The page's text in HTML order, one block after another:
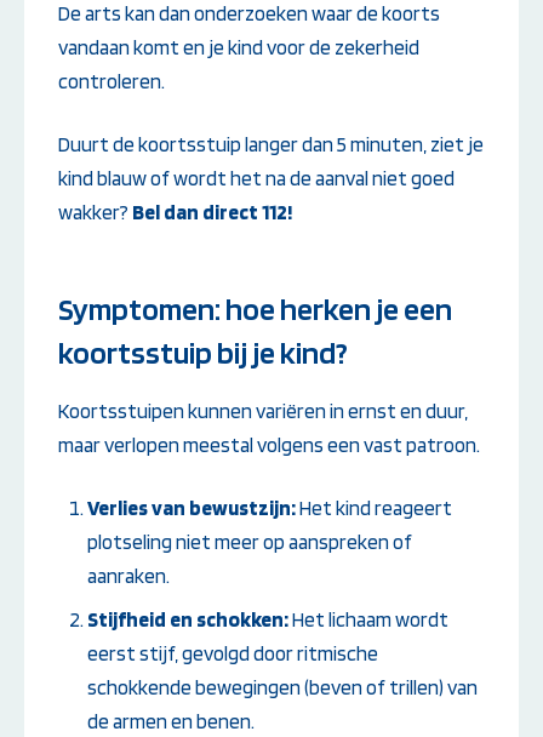
De arts kan dan onderzoeken waar de koorts
vandaan komt en je kind voor de zekerheid
controleren.
Duurt de koortsstuip langer dan 5 minuten, ziet je
kind blauw of wordt het na de aanval niet goed
wakker? Bel dan direct 112!
Symptomen: hoe herken je een
koortsstuip bij je kind?
Koortsstuipen kunnen variëren in ernst en duur,
maar verlopen meestal volgens een vast patroon.
Verlies van bewustzijn:Het kind reageert
plotseling niet meer op aanspreken of
aanraken.
Stijfheid en schokken:Het lichaam wordt
eerst stijf, gevolgd door ritmische
schokkende bewegingen (beven of trillen) van
de armen en benen.